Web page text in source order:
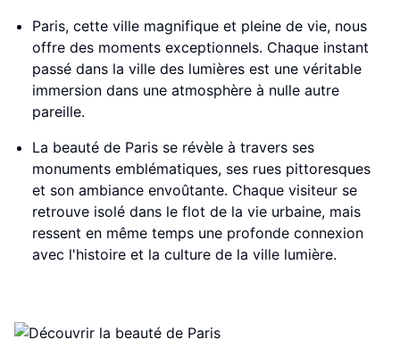
Paris, cette ville magnifique et pleine de vie, nous
offre des moments exceptionnels. Chaque instant
passé dans la ville des lumières est une véritable
immersion dans une atmosphère à nulle autre
pareille.
La beauté de Paris se révèle à travers ses
monuments emblématiques, ses rues pittoresques
et son ambiance envoûtante. Chaque visiteur se
retrouve isolé dans le flot de la vie urbaine, mais
ressent en même temps une profonde connexion
avec l'histoire et la culture de la ville lumière.